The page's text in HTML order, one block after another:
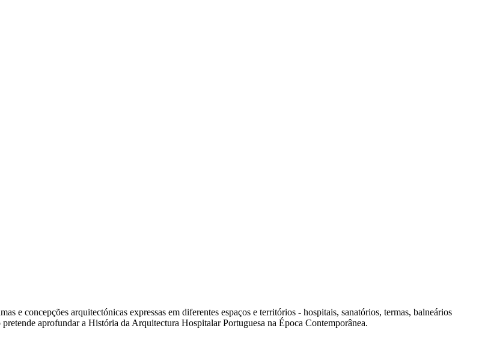
e concepções arquitectónicas expressas em diferentes espaços e territórios - hospitais, sanatórios, termas, balneários
aprofundar a História da Arquitectura Hospitalar Portuguesa na Época Contemporânea.